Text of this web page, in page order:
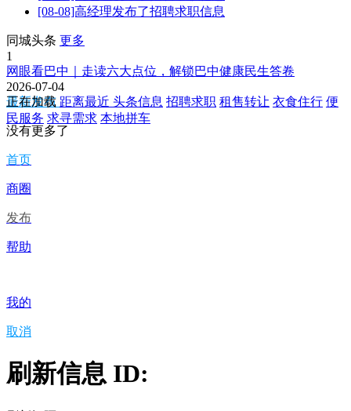
[08-08]高经理发布了招聘求职信息
同城头条 更多
1
网眼看巴中｜走读六大点位，解锁巴中健康民生答卷
2026-07-04
最新发布 距离最近 头条信息 招聘求职 租售转让 衣食住行 便
民服务 求寻需求 本地拼车
正在加载
没有更多了
首页
商圈
发布
帮助
我的
取消
刷新信息 ID: